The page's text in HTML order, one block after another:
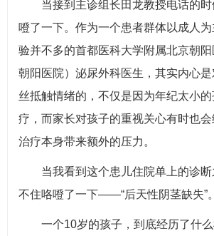
当接到主诊组长田龙教授电话的
噔了一下。作为一个患者群体以成人
验并不多的首都医科大学附属北京朝
朝阳医院）泌尿外科医生，其实内心
丝抵触情绪的，不仅是因为年纪太小
疗，而家长对孩子的重视关心有时也
治疗本身带来额外的压力。
当我看到这个患儿住院单上的诊
不住咯噔了一下——“后天性阴茎缺失”。
一个10岁的孩子，到底经历了什